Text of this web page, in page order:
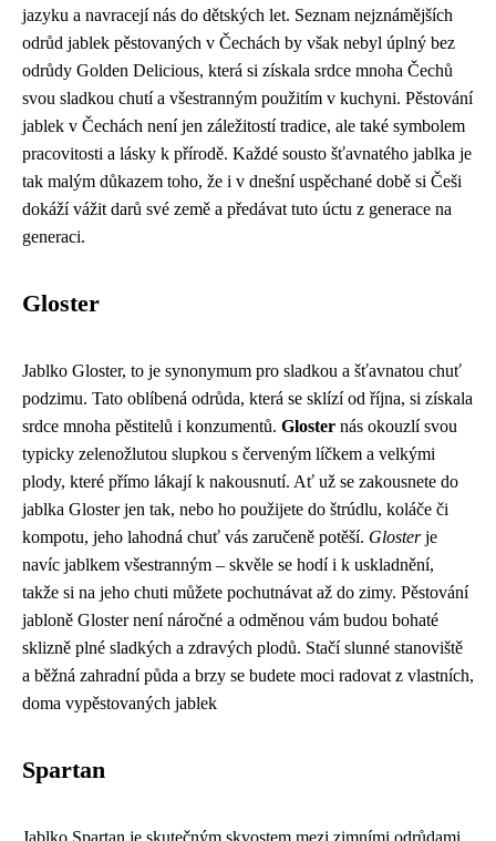
jazyku a navracejí nás do dětských let. Seznam nejznámějších
odrůd jablek pěstovaných v Čechách by však nebyl úplný bez
odrůdy Golden Delicious, která si získala srdce mnoha Čechů
svou sladkou chutí a všestranným použitím v kuchyni. Pěstování
jablek v Čechách není jen záležitostí tradice, ale také symbolem
pracovitosti a lásky k přírodě. Každé sousto šťavnatého jablka je
tak malým důkazem toho, že i v dnešní uspěchané době si Češi
dokáží vážit darů své země a předávat tuto úctu z generace na
generaci.
Gloster
Jablko Gloster, to je synonymum pro sladkou a šťavnatou chuť
podzimu. Tato oblíbená odrůda, která se sklízí od října, si získala
srdce mnoha pěstitelů i konzumentů. Gloster nás okouzlí svou
typicky zelenožlutou slupkou s červeným líčkem a velkými
plody, které přímo lákají k nakousnutí. Ať už se zakousnete do
jablka Gloster jen tak, nebo ho použijete do štrúdlu, koláče či
kompotu, jeho lahodná chuť vás zaručeně potěší. Glosterje
navíc jablkem všestranným – skvěle se hodí i k uskladnění,
takže si na jeho chuti můžete pochutnávat až do zimy. Pěstování
jabloně Gloster není náročné a odměnou vám budou bohaté
sklizně plné sladkých a zdravých plodů. Stačí slunné stanoviště
a běžná zahradní půda a brzy se budete moci radovat z vlastních,
doma vypěstovaných jablek
Spartan
Jablko Spartan je skutečným skvostem mezi zimními odrůdami.